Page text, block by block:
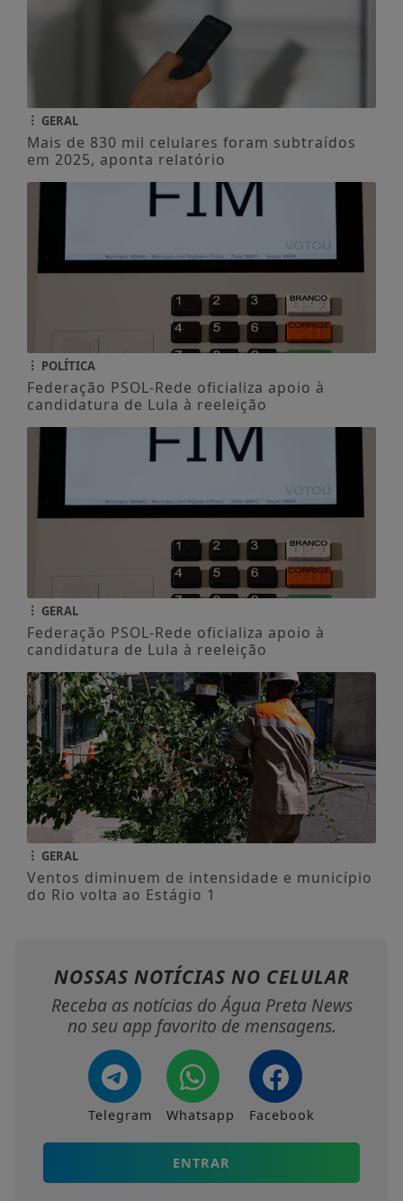
GERAL
Mais de 830 mil celulares foram subtraídos
em 2025, aponta relatório
POLÍTICA
Federação PSOL-Rede oficializa apoio à
candidatura de Lula à reeleição
GERAL
Federação PSOL-Rede oficializa apoio à
candidatura de Lula à reeleição
GERAL
Ventos diminuem de intensidade e município
do Rio volta ao Estágio 1
NOSSAS NOTÍCIAS NO CELULAR
Receba as notícias do Água Preta News
no seu app favorito de mensagens.
Telegram Whatsapp Facebook
ENTRAR